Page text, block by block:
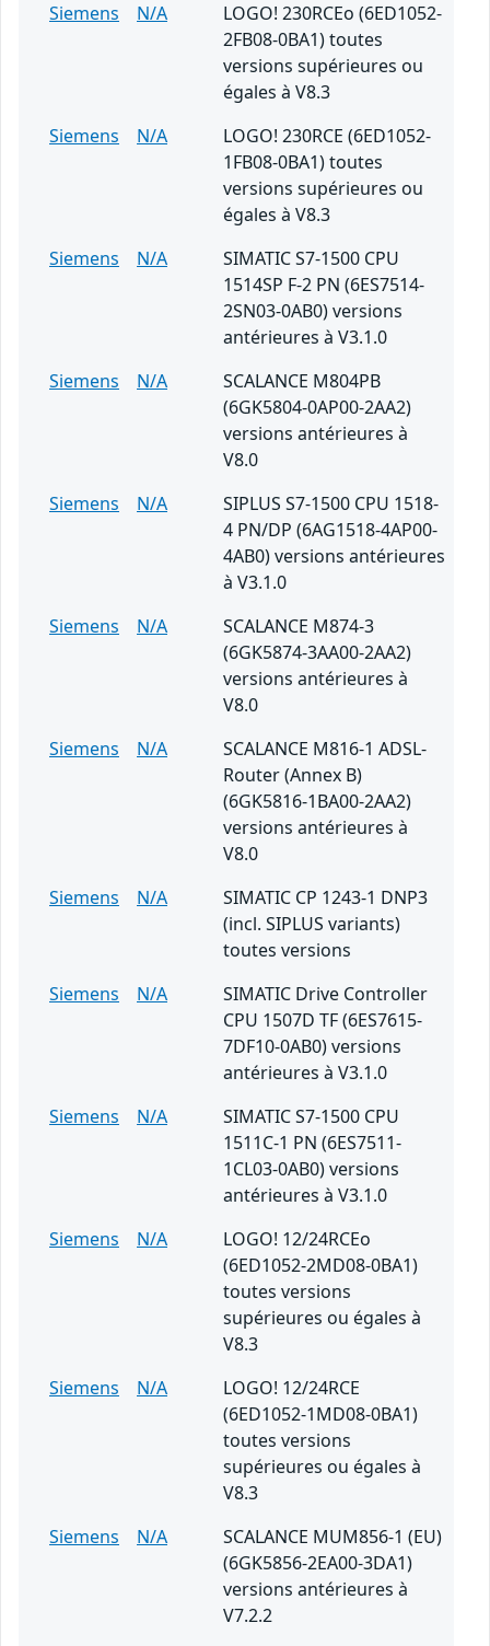
Siemens
N/A
LOGO! 230RCEo (6ED1052-
2FB08-0BA1) toutes
versions supérieures ou
égales à V8.3
Siemens
N/A
LOGO! 230RCE (6ED1052-
1FB08-0BA1) toutes
versions supérieures ou
égales à V8.3
Siemens
N/A
SIMATIC S7-1500 CPU
1514SP F-2 PN (6ES7514-
2SN03-0AB0) versions
antérieures à V3.1.0
Siemens
N/A
SCALANCE M804PB
(6GK5804-0AP00-2AA2)
versions antérieures à
V8.0
Siemens
N/A
SIPLUS S7-1500 CPU 1518-
4 PN/DP (6AG1518-4AP00-
4AB0) versions antérieures
à V3.1.0
Siemens
N/A
SCALANCE M874-3
(6GK5874-3AA00-2AA2)
versions antérieures à
V8.0
Siemens
N/A
SCALANCE M816-1 ADSL-
Router (Annex B)
(6GK5816-1BA00-2AA2)
versions antérieures à
V8.0
Siemens
N/A
SIMATIC CP 1243-1 DNP3
(incl. SIPLUS variants)
toutes versions
Siemens
N/A
SIMATIC Drive Controller
CPU 1507D TF (6ES7615-
7DF10-0AB0) versions
antérieures à V3.1.0
Siemens
N/A
SIMATIC S7-1500 CPU
1511C-1 PN (6ES7511-
1CL03-0AB0) versions
antérieures à V3.1.0
Siemens
N/A
LOGO! 12/24RCEo
(6ED1052-2MD08-0BA1)
toutes versions
supérieures ou égales à
V8.3
Siemens
N/A
LOGO! 12/24RCE
(6ED1052-1MD08-0BA1)
toutes versions
supérieures ou égales à
V8.3
Siemens
N/A
SCALANCE MUM856-1 (EU)
(6GK5856-2EA00-3DA1)
versions antérieures à
V7.2.2